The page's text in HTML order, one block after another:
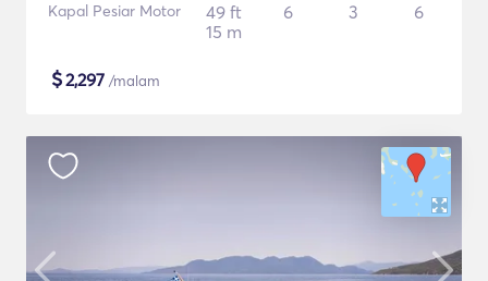
Kapal Pesiar Motor
49 ft
15 m
6 3 6
$2,297 /malam